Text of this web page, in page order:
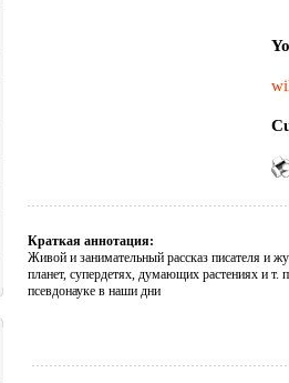
Краткая аннотация:
Живой и занимательный рассказ писателя и
планет, супердетях, думающих растениях и т.
псевдонауке в наши дни